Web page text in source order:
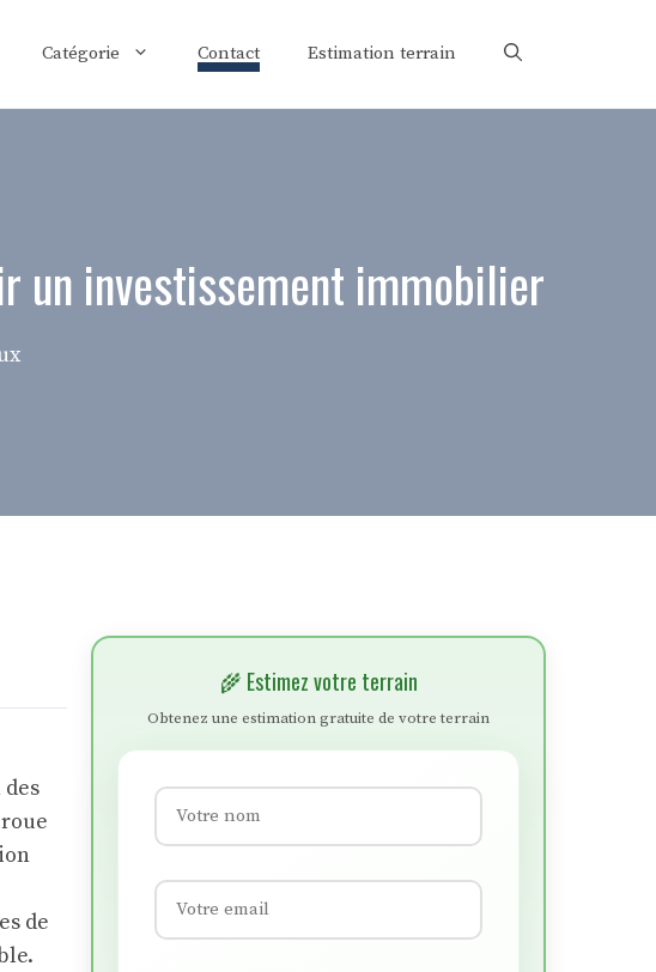
Catégorie Contact Estimation terrain
un investissement immobilier
de
🌾 Estimez votre terrain
Obtenez une estimation gratuite de votre terrain